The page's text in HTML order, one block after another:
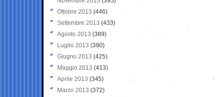
Ottobre 2013 (446)
Settembre 2013 (433)
Agosto 2013 (389)
Luglio 2013 (390)
Giugno 2013 (425)
Maggio 2013 (413)
Aprile 2013 (345)
Marzo 2013 (372)